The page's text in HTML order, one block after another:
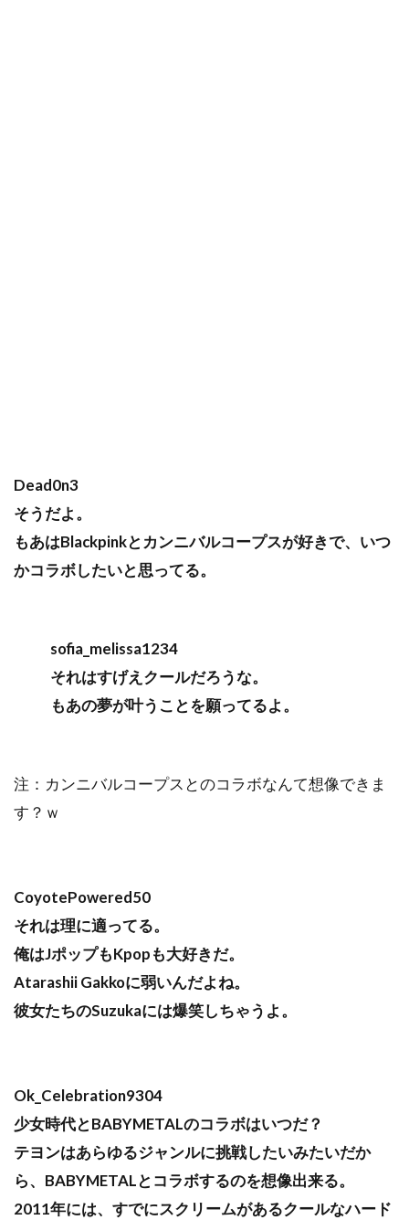
Dead0n3
そうだよ。
もあはBlackpinkとカンニバルコープスが好きで、いつ
かコラボしたいと思ってる。
sofia_melissa1234
それはすげえクールだろうな。
もあの夢が叶うことを願ってるよ。
注：カンニバルコープスとのコラボなんて想像できま
す？ｗ
CoyotePowered50
それは理に適ってる。
俺はJポップもKpopも大好きだ。
Atarashii Gakkoに弱いんだよね。
彼女たちのSuzukaには爆笑しちゃうよ。
Ok_Celebration9304
少女時代とBABYMETALのコラボはいつだ？
テヨンはあらゆるジャンルに挑戦したいみたいだか
ら、BABYMETALとコラボするのを想像出来る。
2011年には、すでにスクリームがあるクールなハード